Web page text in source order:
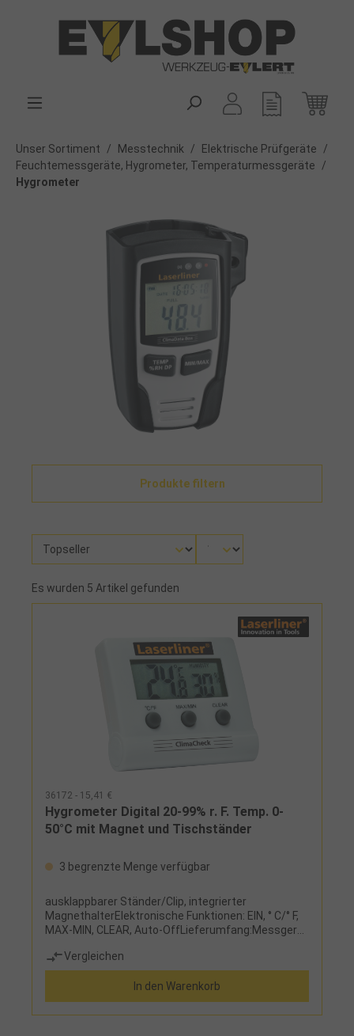
Unser Sortiment / Messtechnik / Elektrische Prüfgeräte
/
Feuchtemessgeräte, Hygrometer, Temperaturmessgeräte
/
Hygrometer
Produkte filtern
Es wurden 5 Artikel gefunden
36172 - 15,41 €
Hygrometer Digital 20-99% r. F. Temp. 0-
50°C mit Magnet und Tischständer
3 begrenzte Menge verfügbar
ausklappbarer Ständer/Clip, integrierter
MagnethalterElektronische Funktionen: EIN, ° C/° F,
MAX-MIN, CLEAR, Auto-OffLieferumfang:Messgerät
°C Luftfeuchte +/- 5 % rel. F.
Vergleichen
In den Warenkorb